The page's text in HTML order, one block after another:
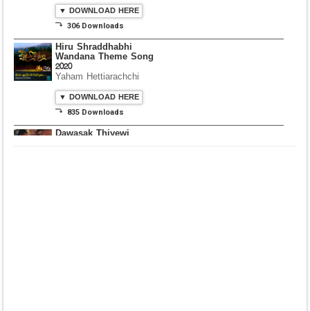
Dura Penena
Thanithala
Senior Choir Gateway
College Colombo
▼ DOWNLOAD HERE
⤵ 306 Downloads
Hiru Shraddhabhi
Wandana Theme Song